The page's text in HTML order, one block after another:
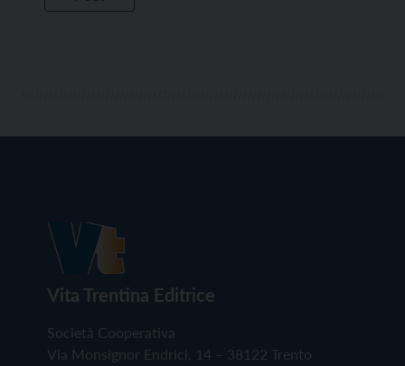
Vita Trentina Editrice
Società Cooperativa
Via Monsignor Endrici, 14 – 38122 Trento